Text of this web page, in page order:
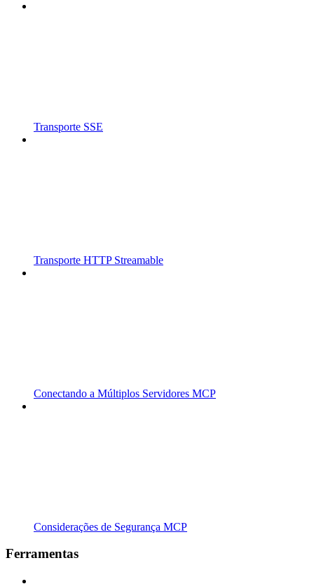
Transporte SSE
Transporte HTTP Streamable
Conectando a Múltiplos Servidores MCP
Considerações de Segurança MCP
Ferramentas